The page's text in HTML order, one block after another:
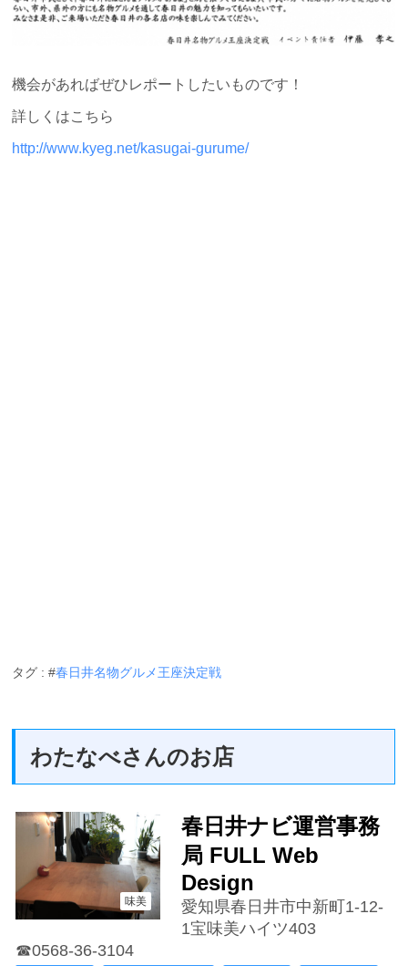
機会があればぜひレポートしたいものです！
詳しくはこちら
http://www.kyeg.net/kasugai-gurume/
タグ : #春日井名物グルメ王座決定戦
わたなべさんのお店
味美
春日井ナビ運営事務
局 FULL Web
Design
愛知県春日井市中新町1-12-
1宝味美ハイツ403
☎0568-36-3104